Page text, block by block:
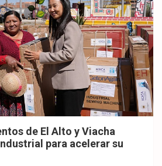
de El Alto y Viacha
para acelerar su